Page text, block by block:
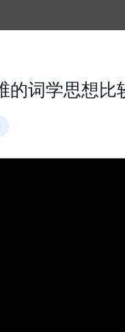
的词学思想比